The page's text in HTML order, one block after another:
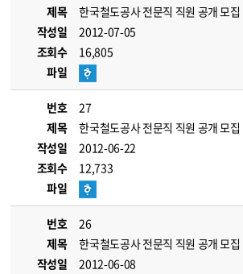
제목
한국철도공사 전문직 직원 공개 모집
작성일
2012-07-05
조회수
16,805
파일
번호
27
제목
한국철도공사 전문직 직원 공개 모집
작성일
2012-06-22
조회수
12,733
파일
번호
26
제목
한국철도공사 전문직 직원 공개 모집
작성일
2012-06-08